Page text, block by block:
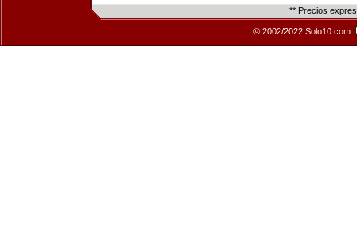
** Precios
© 2002/2022 Solo10.com